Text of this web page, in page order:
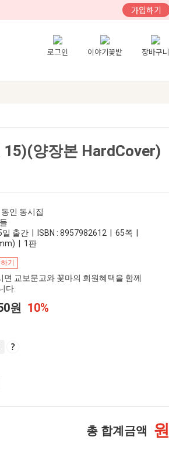
가입하기
로그인 이야기꽃밭 장바구니
15)(양장본 HardCover)
인 동시집
출간 | ISBN : 8957982612 | 65쪽 |
| 1판
기
면 교보문고와 꽃마의 회원혜택을 함께
다.
원 10%
총 합계금액 원